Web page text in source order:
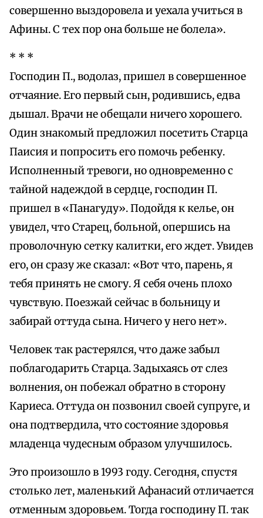
совершенно выздоровела и уехала учиться в
Афины. С тех пор она больше не болела».
* * *
Господин П., водолаз, пришел в совершенное
отчаяние. Его первый сын, родившись, едва
дышал. Врачи не обещали ничего хорошего.
Один знакомый предложил посетить Старца
Паисия и попросить его помочь ребенку.
Исполненный тревоги, но одновременно с
тайной надеждой в сердце, господин П.
пришел в «Панагуду». Подойдя к келье, он
увидел, что Старец, больной, опершись на
проволочную сетку калитки, его ждет. Увидев
его, он сразу же сказал: «Вот что, парень, я
тебя принять не смогу. Я себя очень плохо
чувствую. Поезжай сейчас в больницу и
забирай оттуда сына. Ничего у него нет».
Человек так растерялся, что даже забыл
поблагодарить Старца. Задыхаясь от слез
волнения, он побежал обратно в сторону
Кариеса. Оттуда он позвонил своей супруге, и
она подтвердила, что состояние здоровья
младенца чудесным образом улучшилось.
Это произошло в 1993 году. Сегодня, спустя
столько лет, маленький Афанасий отличается
отменным здоровьем. Тогда господину П. так